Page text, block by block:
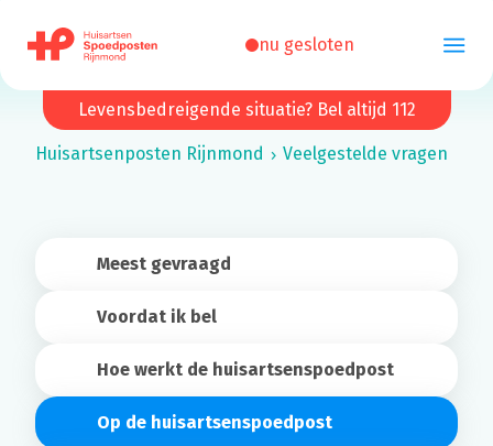
nu gesloten
Levensbedreigende situatie? Bel altijd 112
Huisartsenposten Rijnmond Veelgestelde vragen
Meest gevraagd
Voordat ik bel
Hoe werkt de huisartsenspoedpost
Op de huisartsenspoedpost